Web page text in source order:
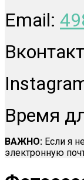
Email:
Время
ВАЖНО: Если я
электронную